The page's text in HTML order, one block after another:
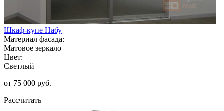
Шкаф-купе Набу
Материал фасада:
Матовое зеркало
Цвет:
Светлый
от 75 000 руб.
Рассчитать